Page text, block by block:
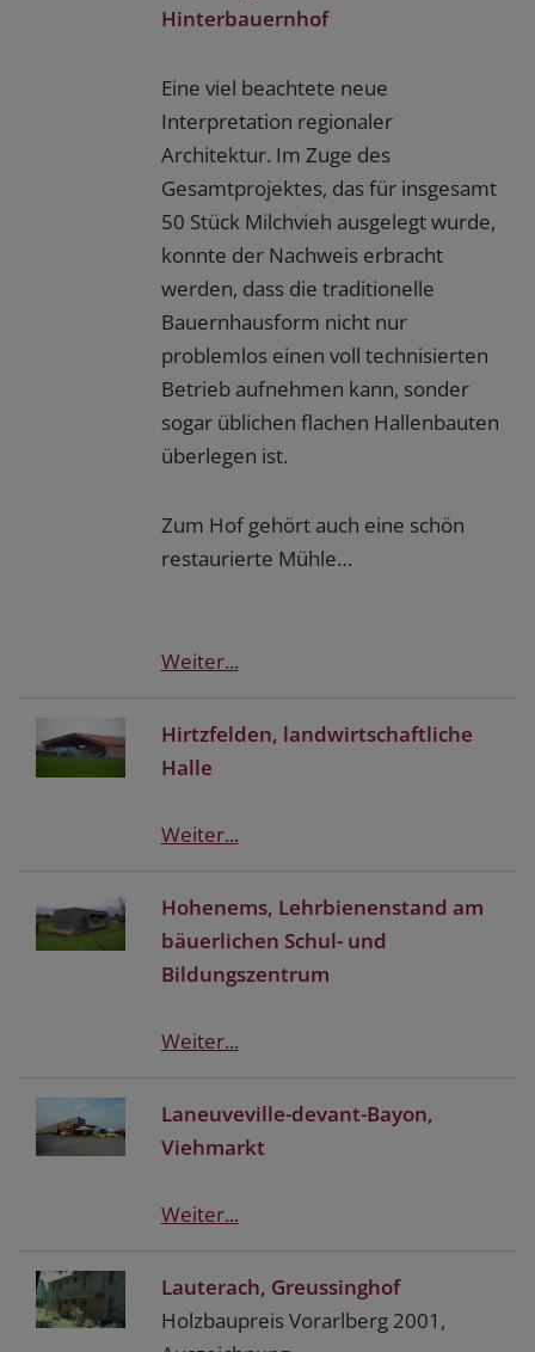
Hinterbauernhof
Eine viel beachtete neue
Interpretation regionaler
Architektur. Im Zuge des
Gesamtprojektes, das für insgesamt
50 Stück Milchvieh ausgelegt wurde,
konnte der Nachweis erbracht
werden, dass die traditionelle
Bauernhausform nicht nur
problemlos einen voll technisierten
Betrieb aufnehmen kann, sonder
sogar üblichen flachen Hallenbauten
überlegen ist.
Zum Hof gehört auch eine schön
restaurierte Mühle…
Weiter...
Hirtzfelden, landwirtschaftliche
Halle
Weiter...
Hohenems, Lehrbienenstand am
bäuerlichen Schul- und
Bildungszentrum
Weiter...
Laneuveville-devant-Bayon,
Viehmarkt
Weiter...
Lauterach, Greussinghof
Holzbaupreis Vorarlberg 2001,